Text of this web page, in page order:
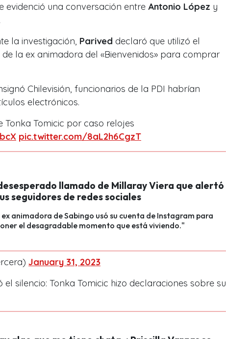
evidenció una conversación entre Antonio López y
la investigación, Parived declaró que utilizó el
la ex animadora del «Bienvenidos» para comprar
Chilevisión, funcionarios de la PDI habrían
electrónicos.
Tonka Tomicic por caso relojes
pic.twitter.com/8aL2h6CgzT
llamado de Millaray Viera que alertó
seguidores de redes sociales
animadora de Sabingo usó su cuenta de Instagram para
el desagradable momento que está viviendo."
January 31, 2023
el silencio: Tonka Tomicic hizo declaraciones sobre su